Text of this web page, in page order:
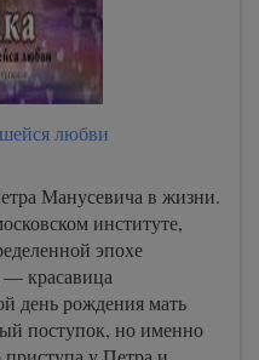
любви
Манусевича в жизни.
институте,
эпохе
— красавица
день рождения мать
поступок, но именно